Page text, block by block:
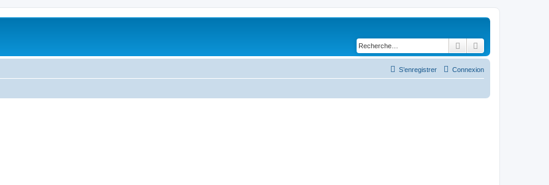
Rechercher
Connexion
S’enregistrer